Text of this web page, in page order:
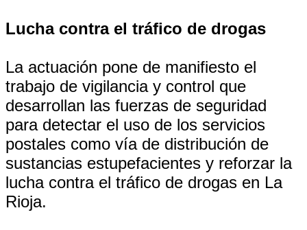
Lucha contra el tráfico de drogas
La actuación pone de manifiesto el
trabajo de vigilancia y control que
desarrollan las fuerzas de seguridad
para detectar el uso de los servicios
postales como vía de distribución de
sustancias estupefacientes y reforzar la
lucha contra el tráfico de drogas en La
Rioja.